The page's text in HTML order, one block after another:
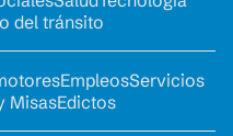
del tránsito
EmpleosServicios
MisasEdictos